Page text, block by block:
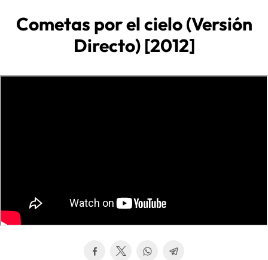
Cometas por el cielo (Versión
Directo) [2012]